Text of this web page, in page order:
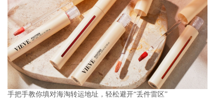
手把手教你填对海淘转运地址，轻松避开“丢件雷区”